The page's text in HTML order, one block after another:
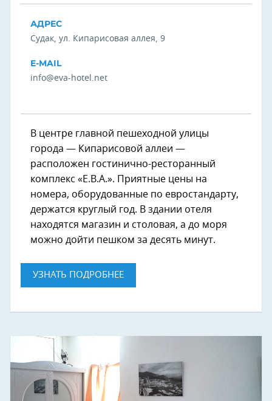
АДРЕС
Судак, ул. Кипарисовая аллея, 9
E-MAIL
info@eva-hotel.net
В центре главной пешеходной улицы
города — Кипарисовой аллеи —
расположен гостинично-ресторанный
комплекс «Е.В.А.». Приятные цены на
номера, оборудованные по евростандарту,
держатся круглый год. В здании отеля
находятся магазин и столовая, а до моря
можно дойти пешком за десять минут.
УЗНАТЬ ПОДРОБНЕЕ